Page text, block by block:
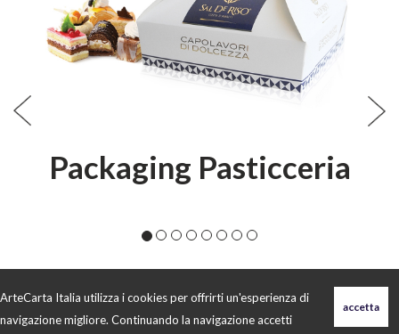
ArteCarta Italia utilizza i cookies per offrirti un'esperienza di
navigazione migliore. Continuando la navigazione accetti
Packaging Pasticceria